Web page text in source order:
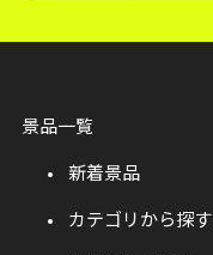
景品一覧
新着景品
カテゴリから探す